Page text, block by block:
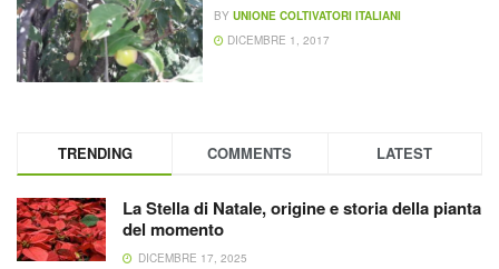
BY UNIONE COLTIVATORI ITALIANI
DICEMBRE 1, 2017
TRENDING COMMENTS LATEST
La Stella di Natale, origine e storia della pianta
del momento
DICEMBRE 17, 2025